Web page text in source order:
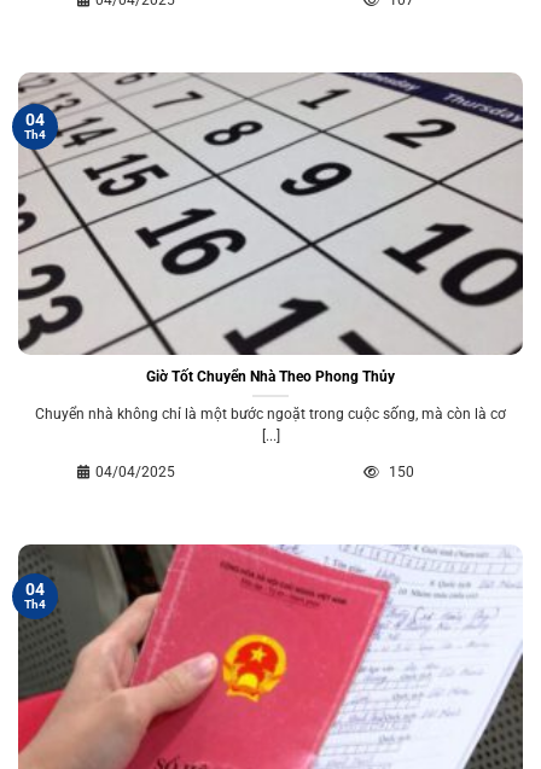
Giờ Tốt Chuyển Nhà Theo Phong Thủy
Chuyển nhà không chỉ là một bước ngoặt trong cuộc sống, mà còn là cơ
[...]
04/04/2025 150
04
Th4
04
Th4